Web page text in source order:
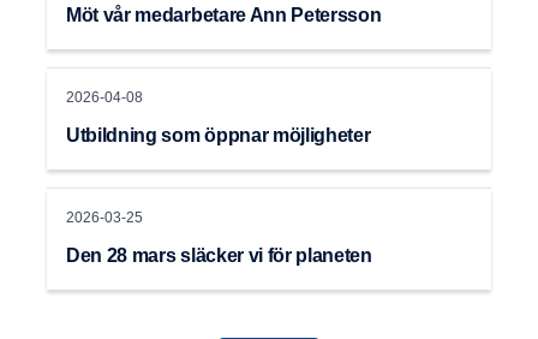
Möt vår medarbetare Ann Petersson
2026-04-08
Utbildning som öppnar möjligheter
2026-03-25
Den 28 mars släcker vi för planeten